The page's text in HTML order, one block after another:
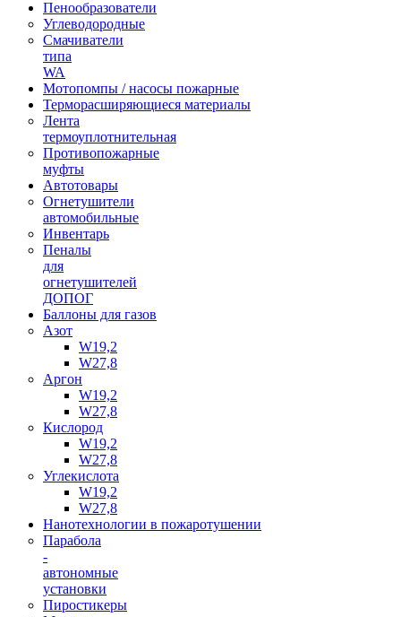
Пенообразователи
Углеводородные
Смачиватели
типа
WA
Мотопомпы / насосы пожарные
Терморасширяющиеся материалы
Лента
термоуплотнительная
Противопожарные
муфты
Автотовары
Огнетушители
автомобильные
Инвентарь
Пеналы
для
огнетушителей
ДОПОГ
Баллоны для газов
Азот
W19,2
W27,8
Аргон
W19,2
W27,8
Кислород
W19,2
W27,8
Углекислота
W19,2
W27,8
Нанотехнологии в пожаротушении
Парабола
-
автономные
установки
Пиростикеры